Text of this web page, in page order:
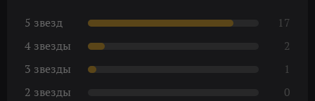
5 звезд
17
4 звезды
2
3 звезды
1
2 звезды
0